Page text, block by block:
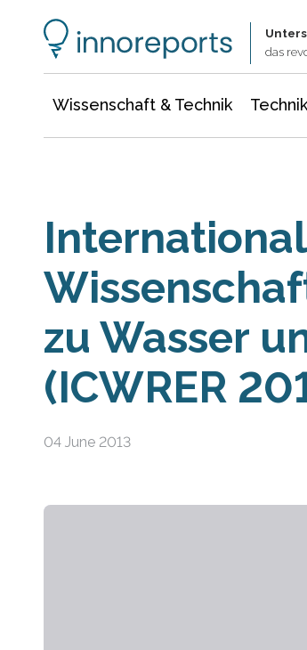
das
Wissenschaft & Technik Technik
zu Wasser
(ICWRER
04 June 2013